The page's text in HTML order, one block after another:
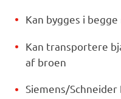
Kan bygges i
Kan transportere
af broen
Siemens/Schneider